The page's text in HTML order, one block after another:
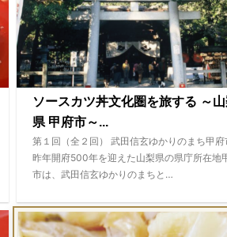
ソースカツ丼文化圏を旅する ～
県 甲府市～...
第１回（全２回） 武田信玄ゆかりのまち甲府
昨年開府500年を迎えた山梨県の県庁所在地
市は、武田信玄ゆかりのまちと…